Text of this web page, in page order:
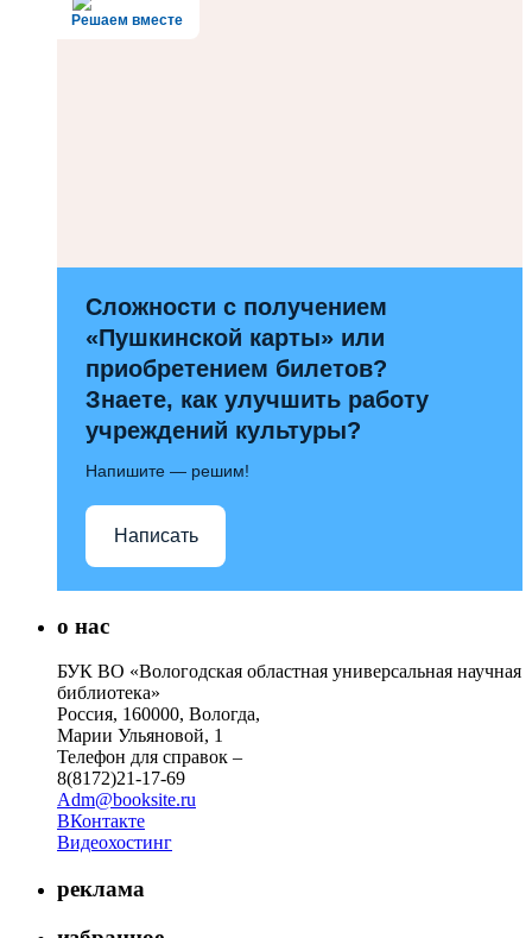
Решаем вместе
Сложности с получением
«Пушкинской карты» или
приобретением билетов?
Знаете, как улучшить работу
учреждений культуры?
Напишите — решим!
Написать
о нас
БУК ВО «Вологодская областная универсальная научная
библиотека»
Россия, 160000, Вологда,
Марии Ульяновой, 1
Телефон для справок –
8(8172)21-17-69
Adm@booksite.ru
ВКонтакте
Видеохостинг
реклама